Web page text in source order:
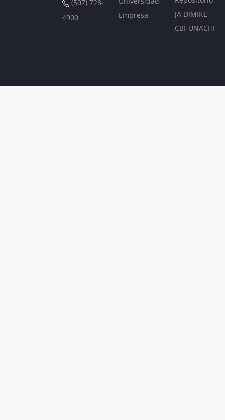
(507) 728-
4900
Empresa
JÄ DIMIKE
CBI-UNACHI